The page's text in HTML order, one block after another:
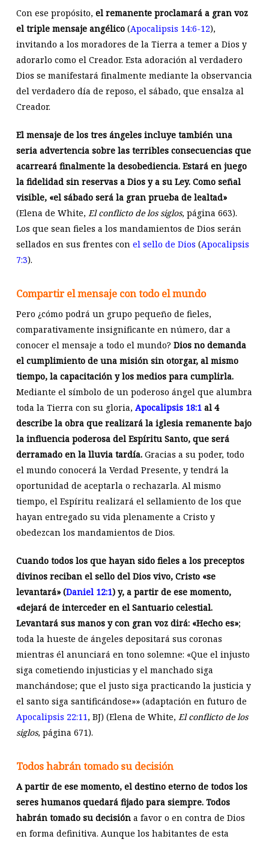
Con ese propósito, el remanente proclamará a gran voz
el triple mensaje angélico(Apocalipsis 14:6-12),
invitando a los moradores de la Tierra a temer a Dios y
adorarlo como el Creador. Esta adoración al verdadero
Dios se manifestará finalmente mediante la observancia
del verdadero día de reposo, el sábado, que ensalza al
Creador.
El mensaje de los tres ángeles incluye también una
seria advertencia sobre las terribles consecuencias que
acarreará finalmente la desobediencia. Estará en juego
la fidelidad sin reservas a Dios y a su Ley. Como señal
visible, «el sábado será la gran prueba de lealtad»
(Elena de White, El conflicto de los siglos, página 663).
Los que sean fieles a los mandamientos de Dios serán
sellados en sus frentes con el sello de Dios (Apocalipsis
7:3).
Compartir el mensaje con todo el mundo
Pero ¿cómo podrá un grupo pequeño de fieles,
comparativamente insignificante en número, dar a
conocer el mensaje a todo el mundo? Dios no demanda
el cumplimiento de una misión sin otorgar, al mismo
tiempo, la capacitación y los medios para cumplirla.
Mediante el símbolo de un poderoso ángel que alumbra
toda la Tierra con su gloria, Apocalipsis 18:1al 4
describe la obra que realizará la iglesia remanente bajo
la influencia poderosa del Espíritu Santo, que será
derramado en la lluvia tardía.Gracias a su poder, todo
el mundo conocerá la Verdad Presente, y tendrá la
oportunidad de aceptarla o rechazarla. Al mismo
tiempo, el Espíritu realizará el sellamiento de los que
hayan entregado su vida plenamente a Cristo y
obedezcan los mandamientos de Dios.
Cuando todos los que hayan sido fieles a los preceptos
divinos reciban el sello del Dios vivo, Cristo «se
levantará» (Daniel 12:1) y, a partir de ese momento,
«dejará de interceder en el Santuario celestial.
Levantará sus manos y con gran voz dirá: «Hecho es»;
toda la hueste de ángeles depositará sus coronas
mientras él anunciará en tono solemne: «Que el injusto
siga cometiendo injusticias y el manchado siga
manchándose; que el justo siga practicando la justicia y
el santo siga santificándose»» (adaptación en futuro de
Apocalipsis 22:11, BJ) (Elena de White, El conflicto de los
siglos, página 671).
Todos habrán tomado su decisión
A partir de ese momento, el destino eterno de todos los
seres humanos quedará fijado para siempre. Todos
habrán tomado su decisióna favor o en contra de Dios
en forma definitiva. Aunque los habitantes de esta